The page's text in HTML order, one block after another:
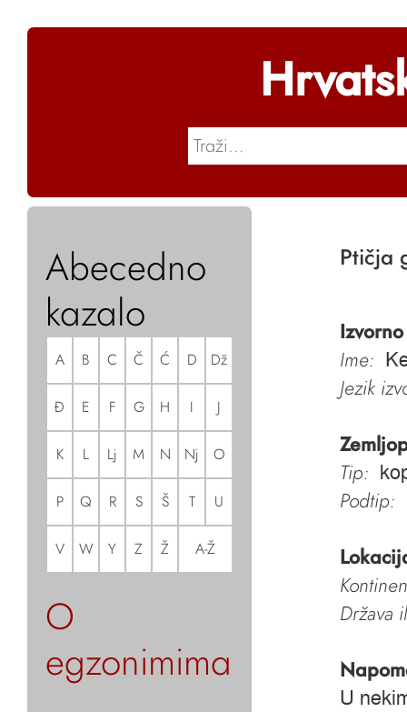
Abecedno
kazalo
A B C Č Ć D Dž
Đ E F G H I J
K L Lj M N Nj O
P Q R S Š T U
V W Y Z Ž A-Ž
O
egzonimima
Ptičja
Ime:
Jezik
Tip:
Podtip:
Država
U